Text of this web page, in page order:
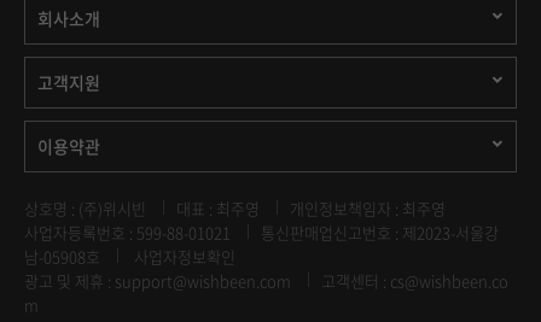
회사소개
고객지원
이용약관
상호명 : (주)위시빈 대표 : 최주영
개인정보책임자 : 최주영
사업자등록번호 : 599-88-01021
통신판매업신고번호 : 제2023-서울강
남-05908호
사업자정보확인
광고 및 제휴 : support@wishbeen.com
고객센터 : cs@wishbeen.co
m